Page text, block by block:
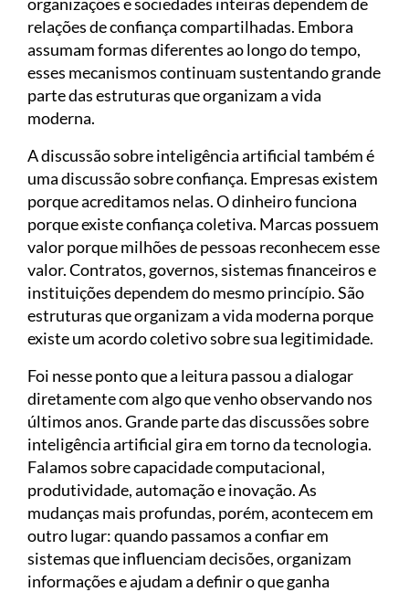
relações de confiança compartilhadas. Embora
assumam formas diferentes ao longo do tempo,
esses mecanismos continuam sustentando grande
parte das estruturas que organizam a vida
moderna.
A discussão sobre inteligência artificial também é
uma discussão sobre confiança. Empresas existem
porque acreditamos nelas. O dinheiro funciona
porque existe confiança coletiva. Marcas possuem
valor porque milhões de pessoas reconhecem esse
valor. Contratos, governos, sistemas financeiros e
instituições dependem do mesmo princípio. São
estruturas que organizam a vida moderna porque
existe um acordo coletivo sobre sua legitimidade.
Foi nesse ponto que a leitura passou a dialogar
diretamente com algo que venho observando nos
últimos anos. Grande parte das discussões sobre
inteligência artificial gira em torno da tecnologia.
Falamos sobre capacidade computacional,
produtividade, automação e inovação. As
mudanças mais profundas, porém, acontecem em
outro lugar: quando passamos a confiar em
sistemas que influenciam decisões, organizam
informações e ajudam a definir o que ganha